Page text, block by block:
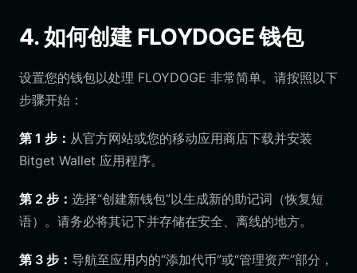
4. 如何创建 FLOYDOGE 钱包
设置您的钱包以处理 FLOYDOGE 非常简单。请按照以下
步骤开始：
第 1 步： 从官方网站或您的移动应用商店下载并安装
Bitget Wallet 应用程序。
第 2 步： 选择“创建新钱包”以生成新的助记词（恢复短
语）。请务必将其记下并存储在安全、离线的地方。
第 3 步： 导航至应用内的“添加代币”或“管理资产”部分，